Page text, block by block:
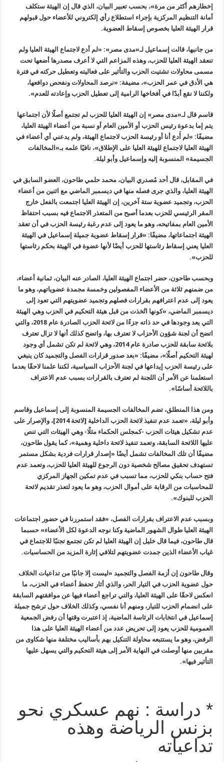
إخطارهم أكثر من مرة»، بحسب تعبير البيان، الذي قال إن الهيئة ستكلف
أمانة التنظيم المركزية بإجراء استطلاع رأي إلكتروني للأعضاء حول قبولهم
قرار الهيئة العليا بخصوص إسقاط العضوية.
من جانبها، قالت إسماعيل لـ«مدى مصر»: «لم أدع لاجتماع الهيئة العليا ولم
تنعقد الهيئة العليا للحزب، وهذه المزاعم التي لا أعرف مصدرها أضعها تحت
مسمى محاولات تشتيت الحزب والتأثير على فعاليته وتعطيل حركته في فترة
هي الأدق في عمر الحزب»، مضيفة: «نرصد المحاولات ونفحص دوافعها،
ولكننا لا نقع أبدًا في أفخاخها الرامية إلى تعطيل الحزب وإعادته للعدم».
قاسم قال لـ«مدى مصر» إن الهيئة العليا للحزب لم تجتمع أصلًا لأن اجتماعها
يتم إما بدعوة رئيس الحزب أو الأمين العام أو نسبة من أعضاء الهيئة العليا،
مضيفًا: «لم أَدع أنا أو رئيسة الحزب لاجتماع الهيئة، ولم يدعني أي أعضاء في
الهيئة العليا لاجتماع للهيئة العليا على الإطلاق»، نافيًا علمه بـ«المخالفات
الجسيمة» المنسوبة إليه وإسماعيل وأبو ليلة.
في المقابل، قال أحد مُصدري البيان، محمد حلمي طاحون، العضو السابق في
الهيئة العليا، والذي جرى فصله منها في ديسمبر الماضي مع اثنين من أعضاء
الحزب، وتجميد عضوية ستة آخرين، إن الهيئة العليا اجتمعت بالفعل خارج
المقر الرئيسي للحزب بعدما أصبح من المتعذر الاجتماع فيه بسبب احتفاظ
الأمين العام بمفاتيحه، وهو ما يعود إلى عدم رغبة رئيسة الحزب في أن تعقد
الهيئة اجتماعاتها، مضيفًا: «قرار إسقاط عضوية جميلة إسماعيل في الهيئة
العليا يعني إسقاط رئاستها للحزب أيضًا لأنها عضوة في الهيئة بحكم رئاستها
للحزب».
وبحسب طاحون، حضر اجتماع الهيئة العليا، الصادر عنه البيان، ثمانية أعضاء،
من ضمنهم ثلاثة من الأعضاء المفصولين وخمسة مجمدة عضوياتهم، وهو ما
يعود إلى عدم اعترافهم بقرارات فصلهم وتجميد عضويتهم التي تعود إلى
ديسمبر الماضي، «كونها اتُخذت من قبل هيئة التحكيم في الحزب وهي الهيئة
التي يعد وجودها في حد ذاته جزءًا من لائحة الحزب الصادرة عام 2018، والتي
اتضح أن لجنة شؤون الأحزاب لا تعترف بها، واتضح كذلك أنها لا تزال تعترف
بلائحة سابقة للحزب صادرة عام 2014، وهي لائحة لم تكن تشمل أي وجود
لهيئة التحكيم أصلًا»، مضيفًا: «بعد صدور قرارات الفصل والتجميد كان ينبغي
على رئيسة الحزب إيداعها في لجنة الأحزاب السياسية، لكننا علمنا لاحقًا بعدما
استعلمنا عن الأمر أن اللجنة لم تعترف بالقرارات بسبب عدم الاعتراف
باللائحة أساسًا».
ومن هذا المنطلق، تضم المخالفات الجسيمة المنسوبة إلى إسماعيل وقاسم
وأبو ليلة، «تعمد عدم تنفيذ لائحة الحزب الداخلية [لائحة 2014]، والإصرار على
عدم تشكيل هيئات الحزب -كمجلس الحكماء مثلًا- وهي الهيئات التي تنص
عليها اللائحة السابقة، وتعمد تنفيذ لائحة داخلية وهمية»، كما يقول طاحون،
مضيفًا أن تلك المخالفات تشمل أيضًا «إصدار قرارات فردية بشكل مستمر
تستهدف تحقيق مصالح شخصية دون الرجوع للهيئة العليا للحزب، وتعمد عدم
فتح حساب بنكي للحزب، مما تسبب في عدم تمكين الجهاز المركزي
للمحاسبات من الرقابة على أموال الحزب، وهو ما يعود لتعذر تقديم لائحة
الحزب للبنوك».
وبسبب عدم الاعتراف بقرارات الفصل، «فقد استمررنا في حضور اجتماعات
الهيئة العليا طوال الشهور الماضية وكنا نوجه الدعوة لكل الأعضاء» حسبما
قال طاحون، فيما قال خليل إن الهيئة العليا لم تكن تجتمع تجنبًا للاجتماع في
غياب الأعضاء الذين جمدت عضويتهم لتلافي إثارة المزيد من الحساسيات.
وقال طاحون إن أزمة الفصل والتجميد «ليست إلا جانبًا من تداعيات الخلاف
حول عضوية الحزب في التيار الحر، والذي أثار تحفظ أعضاء في الحزب، ما
انعكس لاحقًا على الهيئة العليا، والتي تراجع أعضاء فيها عن موافقتهم السابقة
على انضمام الحزب للتيار، ومنهم أنا نفسي، وكذلك الخلاف حول ترشح جميلة
إسماعيل في انتخابات الرئاسة الماضية، إذ اعتبرت وقتها أن رفض الجمعية
العمومية للحزب يعود إلى تحريض عدد من أعضاء الهيئة العليا على هذا
الرفض، وهو ما يستتبعه محاولة التنكيل بهم بأساليب مختلفة منها شكاوى من
مقربين منها أوصلت في النهاية الأمر إلى هيئة التحكيم والتي يسهل عليها
التأثير فيها».
* دراسة : نهم عسكري نحو
بزنس الرياضة وهذه
تداعياته